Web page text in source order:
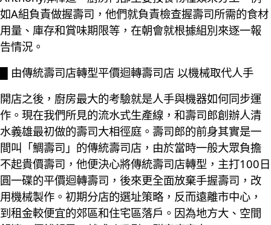
如A組負責做握壽司，他們就負責檢查握壽司所需的食材
用量、庫存和賞味期限等，在朝會就根據組別來逐一報
告情況。
█ 由傳統壽司店轉型平價迴轉壽司店 以機械取代人手
開店之後，廚房最大的考驗就是人手與機器如何同步運
作。現在我們所見的流水式生產線，和壽司郎創辦人清
水義雄最初做的壽司大相徑庭。壽司郎的前身其實是一
間叫「鯛壽司」的傳統壽司店，由於當時一般大眾負擔
不起貴價壽司，他便決心將傳統壽司店轉型，主打100日
圓一碟的平價迴轉壽司，後來更全面放棄手握壽司，改
用機械製作。初期分店的選址策略，反而遠離市中心，
到租金較便宜的郊區和住宅區落戶。因為地方大、空間